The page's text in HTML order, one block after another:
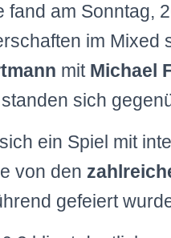
am Sonntag,
im Mixed
mit Michael
sich
ein Spiel mit
von den
gefeiert